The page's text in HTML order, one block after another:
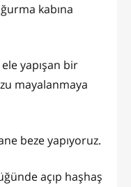
kabına
yapışan bir
mayalanmaya
beze yapıyoruz.
açıp haşhaş